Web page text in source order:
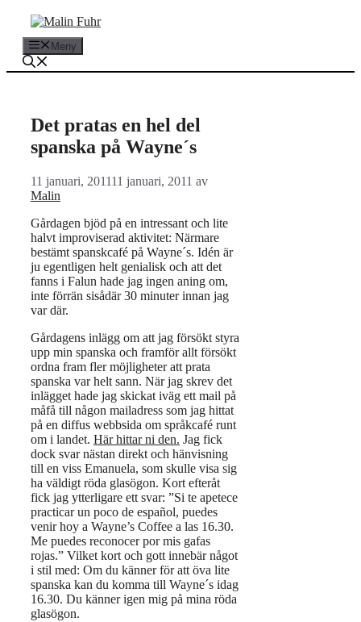
Hoppa
innehåll Meny
Det pratas en hel del
spanska på Wayne´s
11 januari, 201111 januari, 2011 av
Malin
Gårdagen bjöd på en intressant och lite
halvt improviserad aktivitet: Närmare
bestämt spanskcafé på Wayne´s. Idén är
ju egentligen helt genialisk och att det
fanns i Falun hade jag ingen aning om,
inte förrän sisådär 30 minuter innan jag
var där.
Gårdagens inlägg om att jag försökt styra
upp min spanska och framför allt försökt
ordna fram fler möjligheter att prata
spanska var helt sann. När jag skrev det
inlägget hade jag skickat iväg ett mail på
måfå till någon mailadress som jag hittat
på en diffus webbsida om språkcafé runt
om i landet. Här hittar ni den. Jag fick
dock svar nästan direkt och hänvisning
till en viss Emanuela, som skulle visa sig
ha väldigt röda glasögon. Kort efteråt
fick jag ytterligare ett svar: ”Si te apetece
practicar un poco de español, puedes
venir hoy a Wayne’s Coffee a las 16.30.
Me puedes reconocer por mis gafas
rojas.” Vilket kort och gott innebär något
i stil med: Om du känner för att öva lite
spanska kan du komma till Wayne´s idag
16.30. Du känner igen mig på mina röda
glasögon.